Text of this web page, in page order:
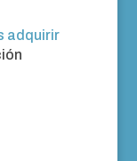
adquirir